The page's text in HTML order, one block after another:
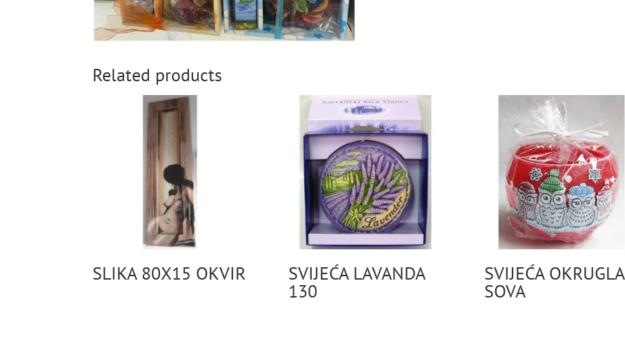
Related products
SLIKA 80X15 OKVIR SVIJEĆA LAVANDA
130
SVIJEĆA OKRUGLA
SOVA